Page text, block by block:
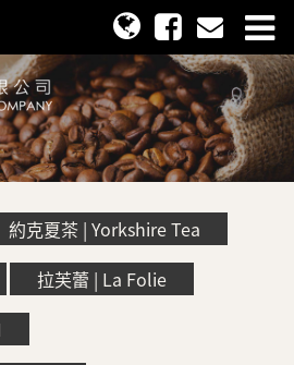
約克夏茶 | Yorkshire Tea
拉芙蕾 | La Folie